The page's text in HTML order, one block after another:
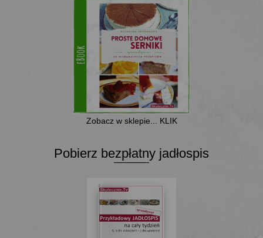
Zobacz w sklepie... KLIK
Pobierz bezpłatny jadłospis